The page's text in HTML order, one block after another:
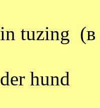
in tuzing (в
der hund